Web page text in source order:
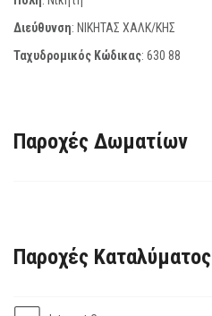
Διεύθυνση: ΝΙΚΗΤΑΣ ΧΑΛΚ/ΚΗΣ
Ταχυδρομικός Κώδικας: 630 88
Παροχές Δωματίων
Παροχές Καταλύματος